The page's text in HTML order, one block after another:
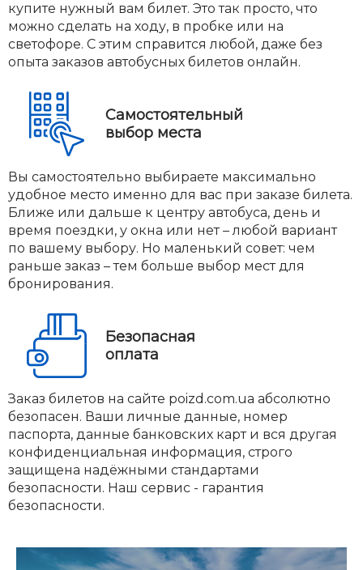
купите нужный вам билет. Это так просто, что
можно сделать на ходу, в пробке или на
светофоре. С этим справится любой, даже без
опыта заказов автобусных билетов онлайн.
Самостоятельный
выбор места
Вы самостоятельно выбираете максимально
удобное место именно для вас при заказе билета.
Ближе или дальше к центру автобуса, день и
время поездки, у окна или нет – любой вариант
по вашему выбору. Но маленький совет: чем
раньше заказ – тем больше выбор мест для
бронирования.
Безопасная
оплата
Заказ билетов на сайте poizd.com.ua абсолютно
безопасен. Ваши личные данные, номер
паспорта, данные банковских карт и вся другая
конфиденциальная информация, строго
защищена надёжными стандартами
безопасности. Наш сервис - гарантия
безопасности.